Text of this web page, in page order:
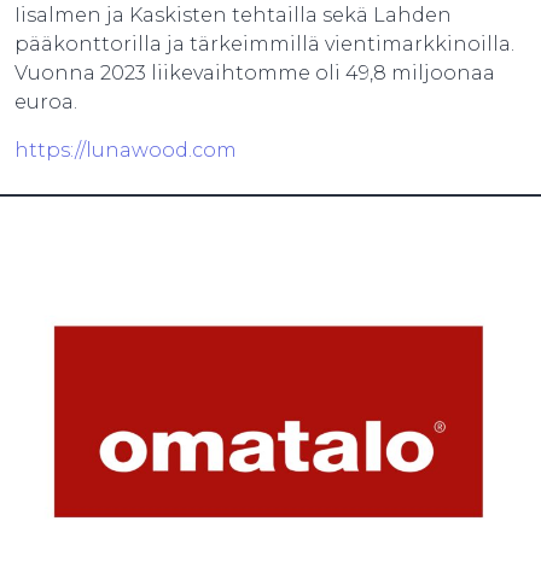
Iisalmen ja Kaskisten tehtailla sekä Lahden
pääkonttorilla ja tärkeimmillä vientimarkkinoilla.
Vuonna 2023 liikevaihtomme oli 49,8 miljoonaa
euroa.
https://lunawood.com